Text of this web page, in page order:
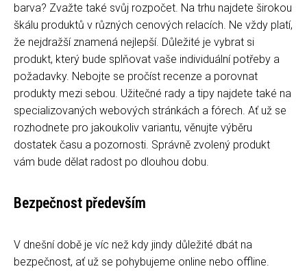
barva? Zvažte také svůj rozpočet. Na trhu najdete širokou
škálu produktů v různých cenových relacích. Ne vždy platí,
že nejdražší znamená nejlepší. Důležité je vybrat si
produkt, který bude splňovat vaše individuální potřeby a
požadavky. Nebojte se pročíst recenze a porovnat
produkty mezi sebou. Užitečné rady a tipy najdete také na
specializovaných webových stránkách a fórech. Ať už se
rozhodnete pro jakoukoliv variantu, věnujte výběru
dostatek času a pozornosti. Správně zvolený produkt
vám bude dělat radost po dlouhou dobu.
Bezpečnost především
V dnešní době je víc než kdy jindy důležité dbát na
bezpečnost, ať už se pohybujeme online nebo offline.